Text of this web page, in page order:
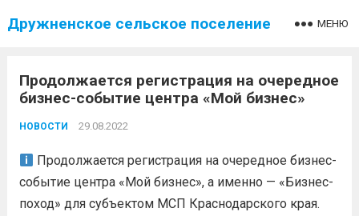
Дружненское сельское поселение МЕНЮ
Продолжается регистрация на очередное
бизнес-событие центра «Мой бизнес»
НОВОСТИ 29.08.2022
Продолжается регистрация на очередное бизнес-
событие центра «Мой бизнес», а именно — «Бизнес-
поход» для субъектом МСП Краснодарского края.